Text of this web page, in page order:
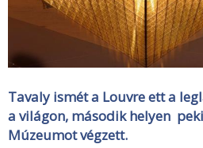
Tavaly ismét a Louvre ett a
a világon, második helyen
Múzeumot végzett.